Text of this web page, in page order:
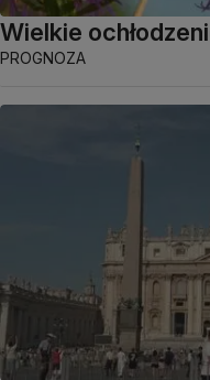
Wielkie
PROGNOZA